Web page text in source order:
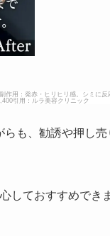
用：発赤・ヒリヒリ感。シミに
引用：ルラ美容クリニック
も、勧誘や押し
しておすすめでき